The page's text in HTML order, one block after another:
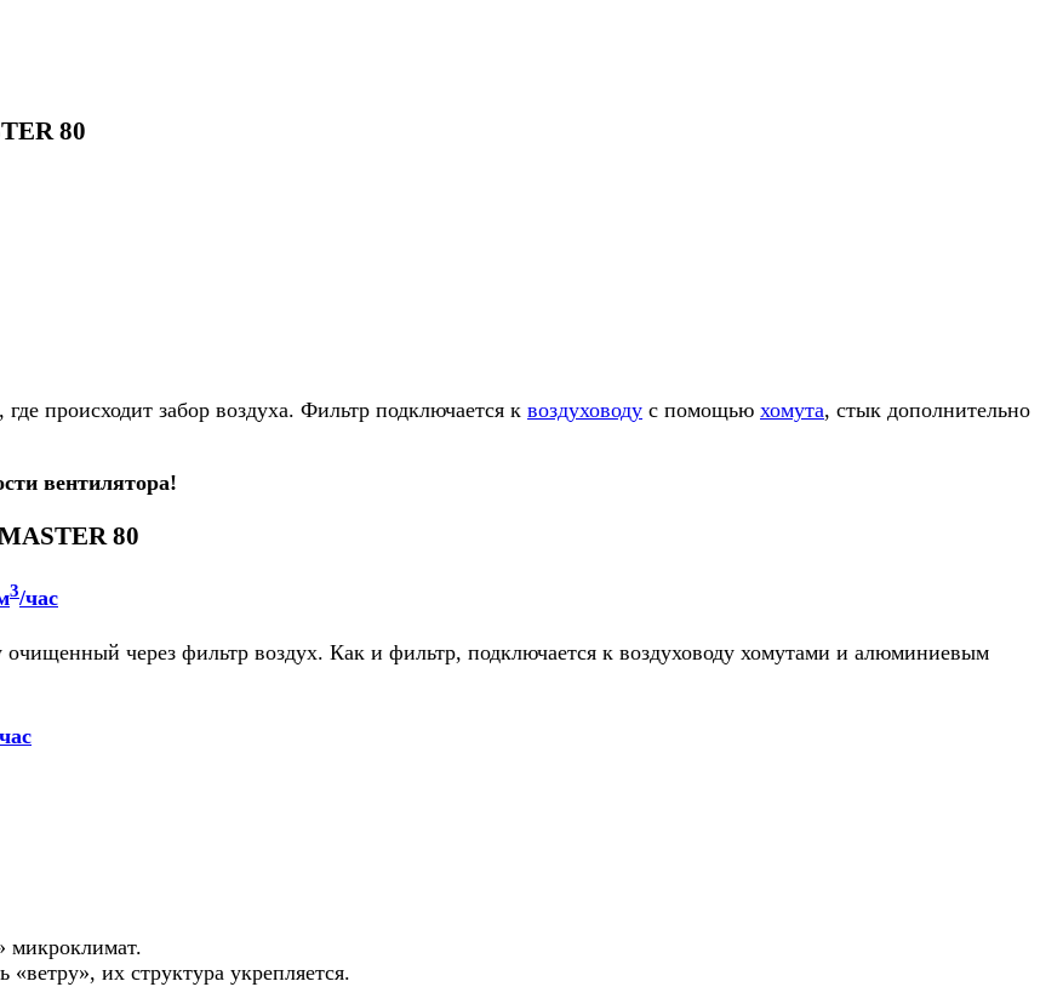
80
происходит забор воздуха. Фильтр подключается к воздуховоду с помощью хомута, стык дополнительно
вентилятора!
80
3/час
очищенный через фильтр воздух. Как и фильтр, подключается к воздуховоду хомутами и алюминиевым
микроклимат.
их структура укрепляется.